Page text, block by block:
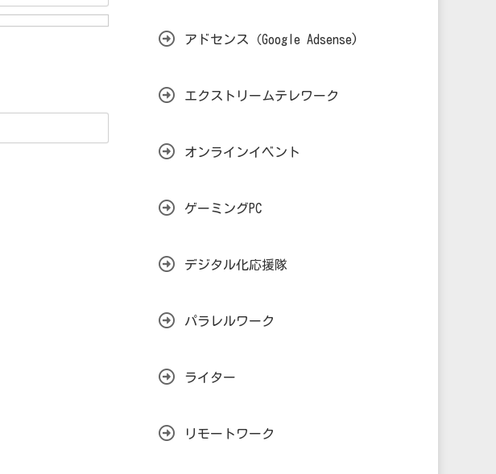
アドセンス（Google Adsense)
エクストリームテレワーク
オンラインイベント
ゲーミングPC
デジタル化応援隊
パラレルワーク
ライター
リモートワーク